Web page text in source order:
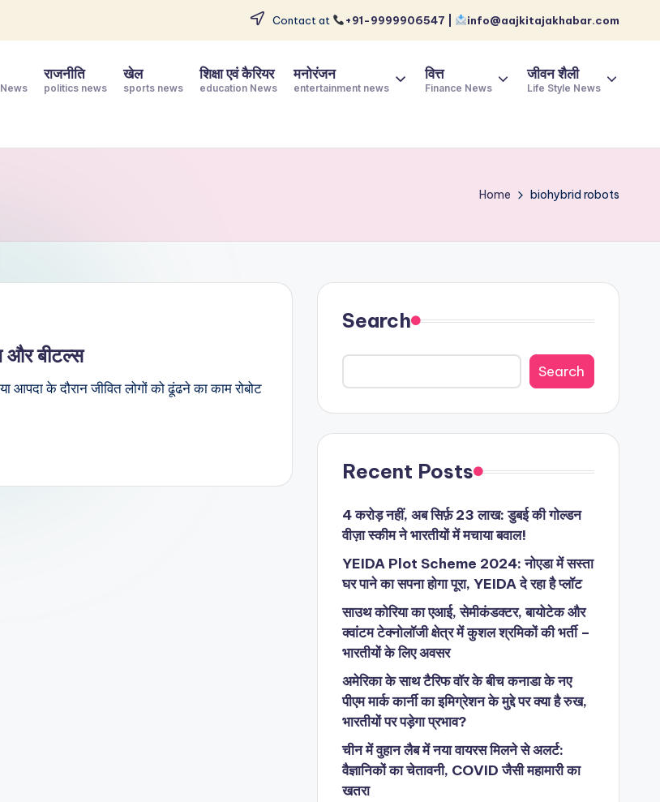
Contact at +91-9999906547 | info@aajkitajakhabar.com
राजनीति
politics news
खेल
sports news
शिक्षा एवं कैरियर
education News
मनोरंजन
entertainment news
वित्त
Finance News
जीवन शैली
Life Style News
Home biohybrid robots
और बीटल्स
आपदा के दौरान जीवित लोगों को ढूंढने का काम रोबोट
Search
Search
Recent Posts
4 करोड़ नहीं, अब सिर्फ़ 23 लाख: डुबई की गोल्डन
वीज़ा स्कीम ने भारतीयों में मचाया बवाल!
YEIDA Plot Scheme 2024: नोएडा में सस्ता
घर पाने का सपना होगा पूरा, YEIDA दे रहा है प्लॉट
साउथ कोरिया का एआई, सेमीकंडक्टर, बायोटेक और
क्वांटम टेक्नोलॉजी क्षेत्र में कुशल श्रमिकों की भर्ती –
भारतीयों के लिए अवसर
अमेरिका के साथ टैरिफ वॉर के बीच कनाडा के नए
पीएम मार्क कार्नी का इमिग्रेशन के मुद्दे पर क्या है रुख,
भारतीयों पर पड़ेगा प्रभाव?
चीन में वुहान लैब में नया वायरस मिलने से अलर्ट:
वैज्ञानिकों का चेतावनी, COVID जैसी महामारी का
खतरा